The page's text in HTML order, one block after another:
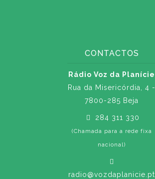
CONTACTOS
Rádio Voz da Planície
Rua da Misericórdia, 4 -
7800-285 Beja
284 311 330
(Chamada para a rede fixa
nacional)
radio@vozdaplanicie.pt